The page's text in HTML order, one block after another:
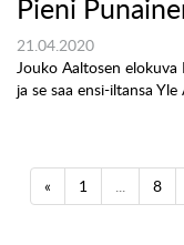
21.04.2020
Jouko Aaltosen
ja se saa ensi-iltansa
« 1 8